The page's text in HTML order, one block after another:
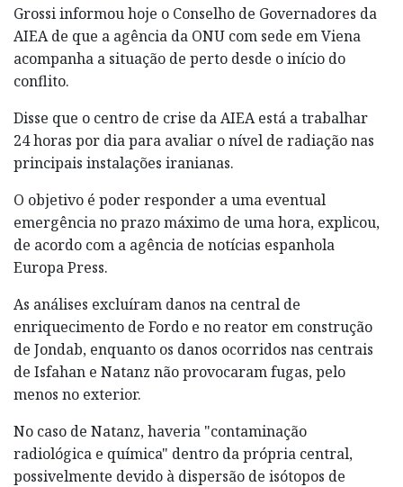
Grossi informou hoje o Conselho de Governadores da
AIEA de que a agência da ONU com sede em Viena
acompanha a situação de perto desde o início do
conflito.
Disse que o centro de crise da AIEA está a trabalhar
24 horas por dia para avaliar o nível de radiação nas
principais instalações iranianas.
O objetivo é poder responder a uma eventual
emergência no prazo máximo de uma hora, explicou,
de acordo com a agência de notícias espanhola
Europa Press.
As análises excluíram danos na central de
enriquecimento de Fordo e no reator em construção
de Jondab, enquanto os danos ocorridos nas centrais
de Isfahan e Natanz não provocaram fugas, pelo
menos no exterior.
No caso de Natanz, haveria "contaminação
radiológica e química" dentro da própria central,
possivelmente devido à dispersão de isótopos de